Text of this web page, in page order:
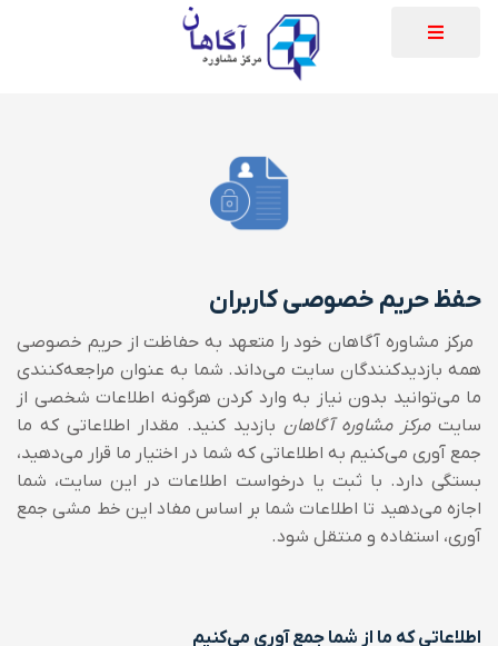
حفظ حریم خصوصی کاربران
مرکز مشاوره آگاهان خود را متعهد به حفاظت از حریم خصوصی
همه بازدیدکنندگان سایت می‌داند. شما به عنوان مراجعه‌کنند‌ی
ما می‌توانید بدون نیاز به وارد کردن هرگونه اطلاعات شخصی از
سایتمرکز مشاوره آگاهان بازدید کنید. مقدار اطلاعاتی که ما
جمع آوری می‌کنیم به اطلاعاتی که شما در اختیار ما قرار می‌دهید،
بستگی دارد. با ثبت یا درخواست اطلاعات در این سایت، شما
اجازه می‌دهید تا اطلاعات شما بر اساس مفاد این خط مشی جمع
آوری، استفاده و منتقل شود.
اطلاعاتی که ما از شما جمع آوری می‌کنیم